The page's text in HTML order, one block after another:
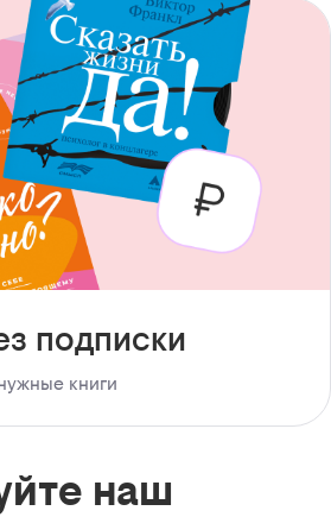
подписки
книги
наш